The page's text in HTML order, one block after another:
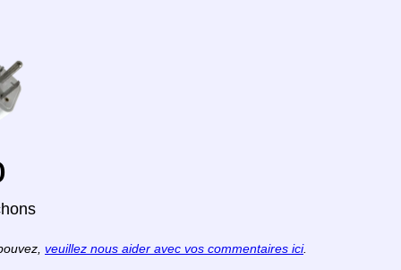
veuillez nous aider avec vos commentaires ici.